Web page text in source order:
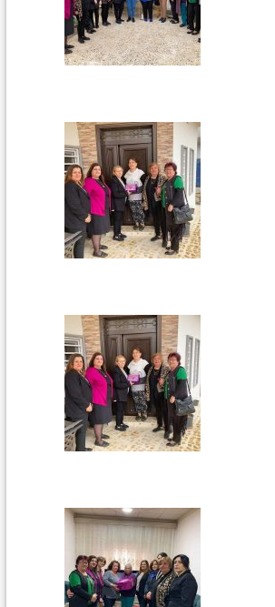
الرفيق السكرتير العام يستقبل فرع اربيل لاتحاد
بالانفوغراف.. اعلام زوعا خلال عام 2017...